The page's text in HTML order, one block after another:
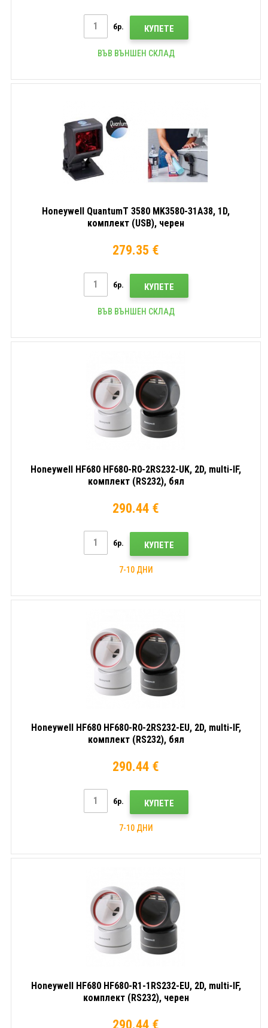
бр. КУПЕТЕ
ВЪВ ВЪНШЕН СКЛАД
Honeywell QuantumT 3580 MK3580-31A38, 1D,
комплект (USB), черен
279.35 €
бр. КУПЕТЕ
ВЪВ ВЪНШЕН СКЛАД
Honeywell HF680 HF680-R0-2RS232-UK, 2D, multi-IF,
комплект (RS232), бял
290.44 €
бр. КУПЕТЕ
7-10 ДНИ
Honeywell HF680 HF680-R0-2RS232-EU, 2D, multi-IF,
комплект (RS232), бял
290.44 €
бр. КУПЕТЕ
7-10 ДНИ
Honeywell HF680 HF680-R1-1RS232-EU, 2D, multi-IF,
комплект (RS232), черен
290.44 €